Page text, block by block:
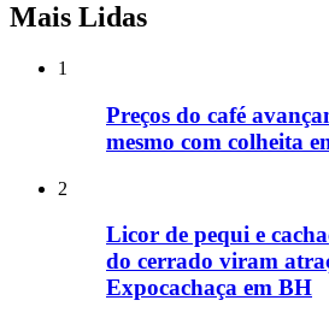
Mais Lidas
1
Preços do café
mesmo com colheita
2
Licor de pequi e
do cerrado viram
Expocachaça em BH